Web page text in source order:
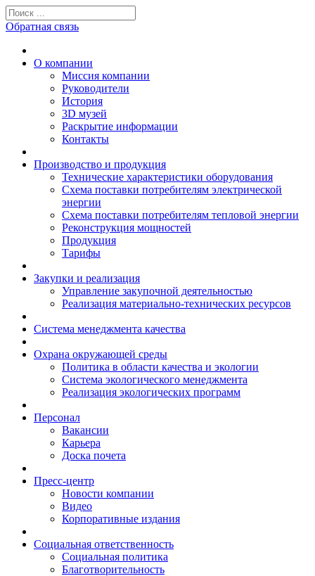
Обратная связь
О компании
Миссия компании
Руководители
История
3D музей
Раскрытие информации
Контакты
Производство и продукция
Технические характеристики оборудования
Схема поставки потребителям электрической
энергии
Схема поставки потребителям тепловой энергии
Реконструкция мощностей
Продукция
Тарифы
Закупки и реализация
Управление закупочной деятельностью
Реализация материально-технических ресурсов
Система менеджмента качества
Охрана окружающей среды
Политика в области качества и экологии
Система экологического менеджмента
Реализация экологических программ
Персонал
Вакансии
Карьера
Доска почета
Пресс-центр
Новости компании
Видео
Корпоративные издания
Социальная ответственность
Социальная политика
Благотворительность